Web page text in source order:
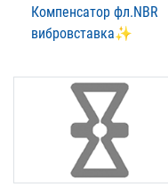
Компенсатор фл.NBR
вибровставка✨